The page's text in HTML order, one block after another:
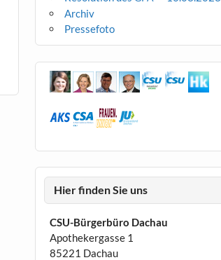
Archiv
Pressefoto
Hier finden Sie uns
CSU-Bürgerbüro Dachau
Apothekergasse 1
85221 Dachau